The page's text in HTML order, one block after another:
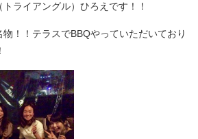
ライアングル）ひろえです！！
！！テラスでBBQやっていただいており